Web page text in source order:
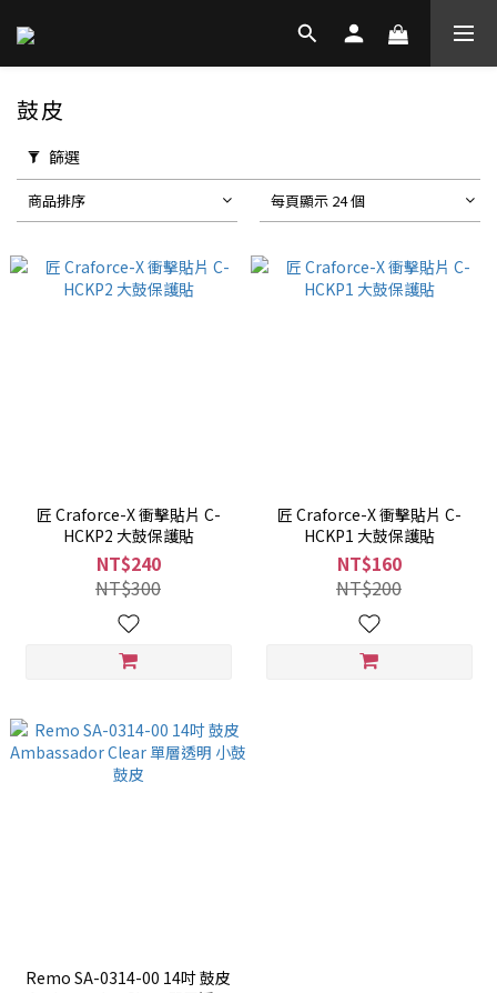
鼓皮
篩選
商品排序 每頁顯示 24 個
匠 Craforce-X 衝擊貼片 C-
HCKP2 大鼓保護貼
NT$240
NT$300
匠 Craforce-X 衝擊貼片 C-
HCKP1 大鼓保護貼
NT$160
NT$200
Remo SA-0314-00 14吋 鼓皮